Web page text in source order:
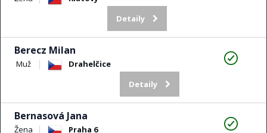
Detaily
Berecz Milan
Muž
Drahelčice
Detaily
Bernasová Jana
Žena Praha 6